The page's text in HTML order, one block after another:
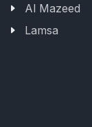
Al Mazeed
Lamsa